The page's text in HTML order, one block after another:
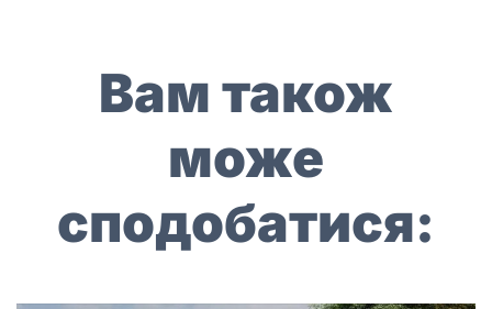
Вам також
може
сподобатися: